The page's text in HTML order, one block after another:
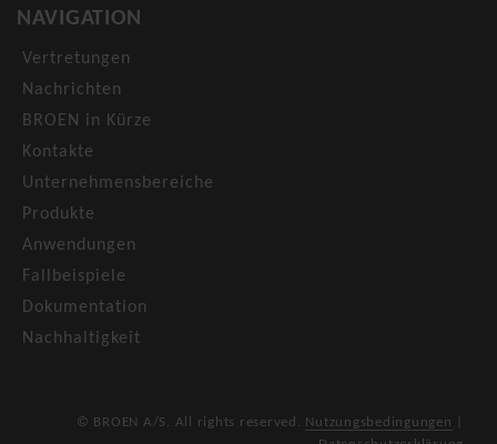
NAVIGATION
Vertretungen
Nachrichten
BROEN in Kürze
Kontakte
Unternehmensbereiche
Produkte
Anwendungen
Fallbeispiele
Dokumentation
Nachhaltigkeit
© BROEN A/S. All rights reserved. Nutzungsbedingungen